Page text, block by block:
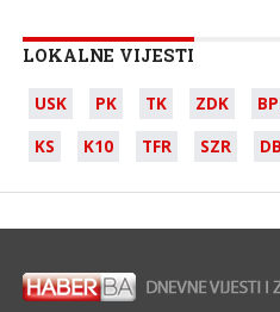
LOKALNE VIJESTI
USK PK TK ZDK
KS
K10 TFR SZR